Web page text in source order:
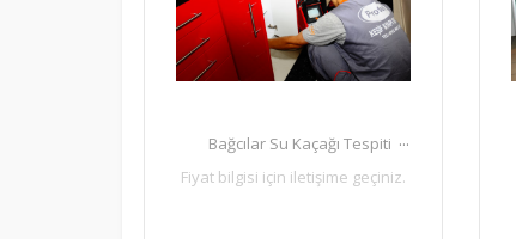
Bağcılar Su Kaçağı Tespiti ...
Fiyat bilgisi için iletişime geçiniz.